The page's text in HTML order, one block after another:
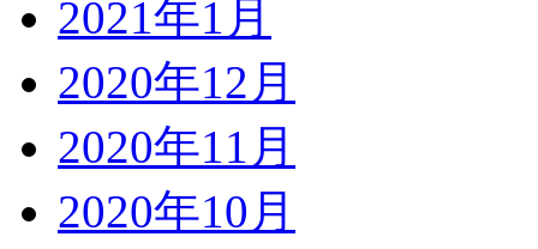
2021年1月
2020年12月
2020年11月
2020年10月